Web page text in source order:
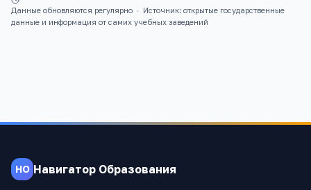
Данные обновляются регулярно ·
Источник: открытые государственные
данные и информация от самих учебных заведений
НО Навигатор Образования